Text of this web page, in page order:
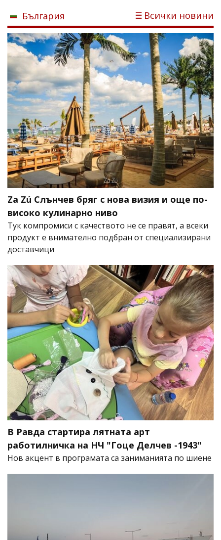
България Всички новини
Za Zú Слънчев бряг с нова визия и още по-
високо кулинарно ниво
Тук компромиси с качеството не се правят, а всеки
продукт е внимателно подбран от специализирани
доставчици
В Равда стартира лятната арт
работилничка на НЧ "Гоце Делчев -1943"
Нов акцент в програмата са заниманията по шиене